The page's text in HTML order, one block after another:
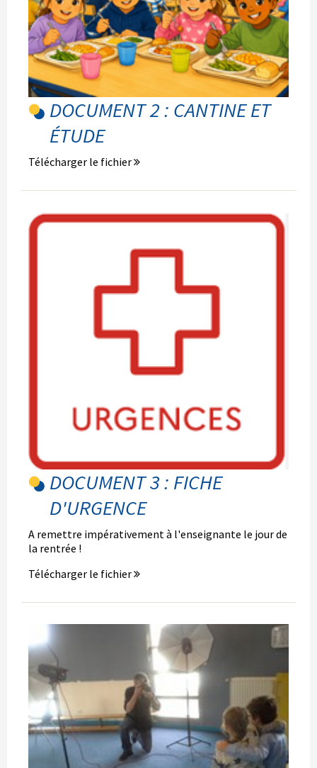
DOCUMENT 2 : CANTINE ET
ÉTUDE
Télécharger le fichier
DOCUMENT 3 : FICHE
D'URGENCE
A remettre impérativement à l'enseignante le jour de
la rentrée !
Télécharger le fichier